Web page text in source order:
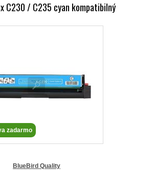
C230 / C235 cyan kompatibilný
zadarmo
BlueBird Quality